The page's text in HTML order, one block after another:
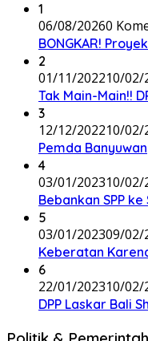
1
06/08/20260
BONGKAR!
2
01/11/202210/02/
Tak Main-Main!!
3
12/12/202210/02/
Pemda
4
03/01/202310/02/
Bebankan SPP
5
03/01/202309/02/
Keberatan
6
22/01/202310/02/
DPP Laskar Bali